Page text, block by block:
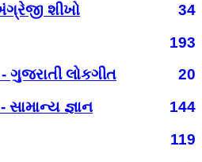
શીખો
34
193
ગુજરાતી લોકગીત
20
જ્ઞાન
144
119